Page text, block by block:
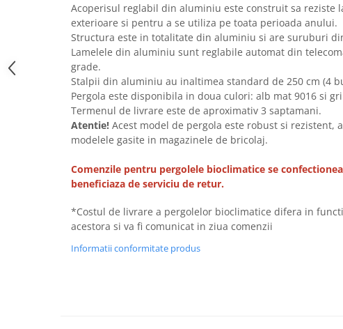
Acoperisul reglabil din aluminiu este construit sa reziste
exterioare si pentru a se utiliza pe toata perioada anului.
Structura este in totalitate din aluminiu si are suruburi
Lamelele din aluminiu sunt reglabile automat din
grade.
Stalpii din aluminiu au inaltimea standard de 250 cm (4
Pergola este disponibila in doua culori: alb mat 9016 si
Termenul de livrare este de aproximativ 3 saptamani.
Atentie! Acest model de pergola este robust si rezistent,
modelele gasite in magazinele de bricolaj.
Comenzile pentru pergolele bioclimatice se
beneficiaza de serviciu de retur.
*Costul de livrare a pergolelor bioclimatice difera in
acestora si va fi comunicat in ziua comenzii
Informatii conformitate produs